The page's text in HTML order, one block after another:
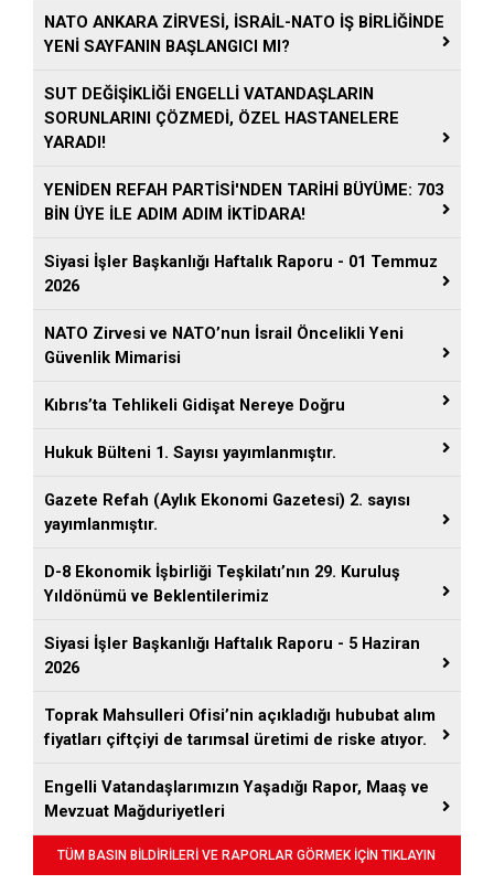
NATO ANKARA ZİRVESİ, İSRAİL-NATO İŞ BİRLİĞİNDE
YENİ SAYFANIN BAŞLANGICI MI?
SUT DEĞİŞİKLİĞİ ENGELLİ VATANDAŞLARIN
SORUNLARINI ÇÖZMEDİ, ÖZEL HASTANELERE
YARADI!
YENİDEN REFAH PARTİSİ'NDEN TARİHİ BÜYÜME: 703
BİN ÜYE İLE ADIM ADIM İKTİDARA!
Siyasi İşler Başkanlığı Haftalık Raporu - 01 Temmuz
2026
NATO Zirvesi ve NATO’nun İsrail Öncelikli Yeni
Güvenlik Mimarisi
Kıbrıs’ta Tehlikeli Gidişat Nereye Doğru
Hukuk Bülteni 1. Sayısı yayımlanmıştır.
Gazete Refah (Aylık Ekonomi Gazetesi) 2. sayısı
yayımlanmıştır.
D-8 Ekonomik İşbirliği Teşkilatı’nın 29. Kuruluş
Yıldönümü ve Beklentilerimiz
Siyasi İşler Başkanlığı Haftalık Raporu - 5 Haziran
2026
Toprak Mahsulleri Ofisi’nin açıkladığı hububat alım
fiyatları çiftçiyi de tarımsal üretimi de riske atıyor.
Engelli Vatandaşlarımızın Yaşadığı Rapor, Maaş ve
Mevzuat Mağduriyetleri
TÜM BASIN BİLDİRİLERİ VE RAPORLAR GÖRMEK İÇİN TIKLAYIN